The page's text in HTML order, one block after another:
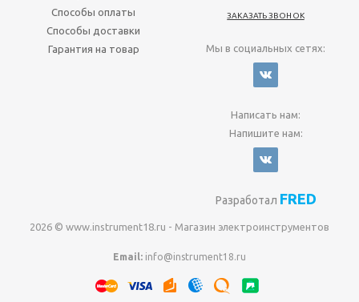
Способы оплаты
Способы доставки
Гарантия на товар
ЗАКАЗАТЬ ЗВОНОК
Мы в социальных сетях:
Написать нам:
Напишите нам:
Разработал FRED
2026 © www.instrument18.ru - Магазин электроинструментов
Email: info@instrument18.ru